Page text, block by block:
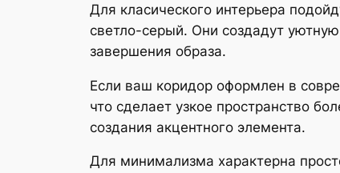
Для класического интерьера
светло-серый. Они создадут
завершения образа.
Если ваш коридор оформлен в
что сделает узкое пространство
создания акцентного элемента.
Для минимализма характерна